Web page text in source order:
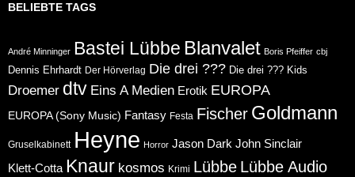
BELIEBTE TAGS
André Minninger Bastei Lübbe Blanvalet Boris Pfeiffer cbj
Dennis Ehrhardt Der Hörverlag Die drei ??? Die drei ??? Kids
Droemer dtv Eins A Medien Erotik EUROPA
EUROPA (Sony Music) Fantasy Festa Fischer Goldmann
Gruselkabinett Heyne Horror Jason Dark John Sinclair
Klett-Cotta Knaur kosmos Krimi Lübbe Lübbe Audio